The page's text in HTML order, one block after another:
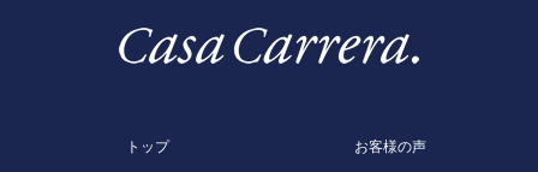
トップ お客様の声